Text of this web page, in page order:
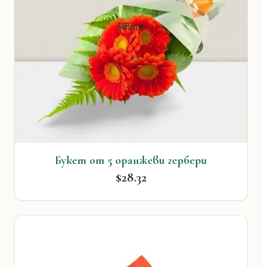
Букет от 5 оранжеви гербери
$28.32